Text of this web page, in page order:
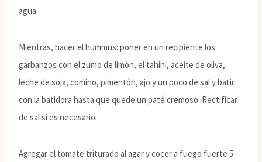
agua.
Mientras, hacer el hummus: poner en un recipiente los
garbanzos con el zumo de limón, el tahini, aceite de oliva,
leche de soja, comino, pimentón, ajo y un poco de sal y batir
con la batidora hasta que quede un paté cremoso. Rectificar
de sal si es necesario.
Agregar el tomate triturado al agar y cocer a fuego fuerte 5